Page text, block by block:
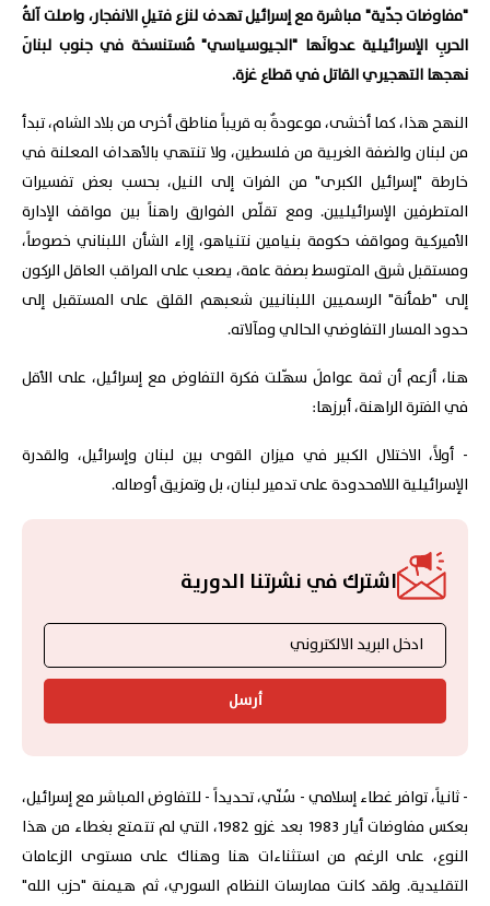
"مفاوضات جدّية" مباشرة مع إسرائيل تهدف لنزع فتيلِ الانفجار، واصلت آلةُ
الحربِ الإسرائيلية عدوانَها "الجيوسياسي" مُستنسخة في جنوب لبنانَ
نهجها التهجيري القاتل في قطاع غزة.
النهج هذا، كما أخشى، موعودةٌ به قريباً مناطق أخرى من بلاد الشام، تبدأ
من لبنان والضفة الغربية من فلسطين، ولا تنتهي بالأهداف المعلنة في
خارطة "إسرائيل الكبرى" من الفرات إلى النيل، بحسب بعض تفسيرات
المتطرفين الإسرائيليين. ومع تقلّص الفوارق راهناً بين مواقف الإدارة
الأميركية ومواقف حكومة بنيامين نتنياهو، إزاء الشأن اللبناني خصوصاً،
ومستقبل شرق المتوسط بصفة عامة، يصعب على المراقب العاقل الركون
إلى "طمأنة" الرسميين اللبنانيين شعبهم القلق على المستقبل إلى
حدود المسار التفاوضي الحالي ومآلاته.
هنا، أزعم أن ثمة عواملَ سهّلت فكرة التفاوض مع إسرائيل، على الأقل
في الفترة الراهنة، أبرزها:
- أولاً، الاختلال الكبير في ميزان القوى بين لبنان وإسرائيل، والقدرة
الإسرائيلية اللامحدودة على تدمير لبنان، بل وتمزيق أوصاله.
اشترك في نشرتنا الدورية
أرسل
- ثانياً، توافر غطاء إسلامي - سُنّي، تحديداً - للتفاوض المباشر مع إسرائيل،
بعكس مفاوضات أيار 1983 بعد غزو 1982، التي لم تتمتع بغطاء من هذا
النوع، على الرغم من استثناءات هنا وهناك على مستوى الزعامات
التقليدية. ولقد كانت ممارسات النظام السوري، ثم هيمنة "حزب الله"